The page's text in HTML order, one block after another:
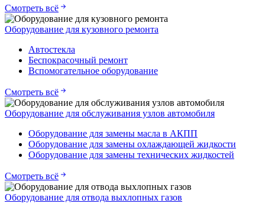
Смотреть всё
Оборудование для кузовного ремонта
Автостекла
Беспокрасочный ремонт
Вспомогательное оборудование
Смотреть всё
Оборудование для обслуживания узлов автомобиля
Оборудование для замены масла в АКПП
Оборудование для замены охлаждающей жидкости
Оборудование для замены технических жидкостей
Смотреть всё
Оборудование для отвода выхлопных газов